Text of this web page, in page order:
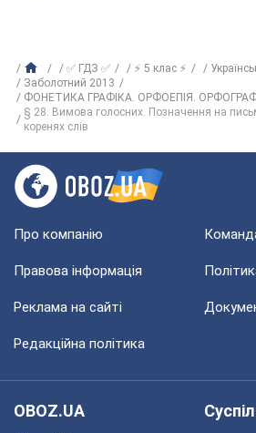
✅ ГДЗ ✅ ⚡ 5 клас ⚡
Заболотний 2013
ФОНЕТИКА ГРАФІКА. ОРФОЕПІЯ.
§ 28. Вимова голосних. Позначення на
коренях слів
Про компанію
Правова інформація
Реклама на сайті
Редакційна політика
OBOZ.UA